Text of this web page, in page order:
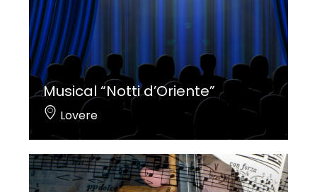
Musical “Notti d’Oriente”
Lovere